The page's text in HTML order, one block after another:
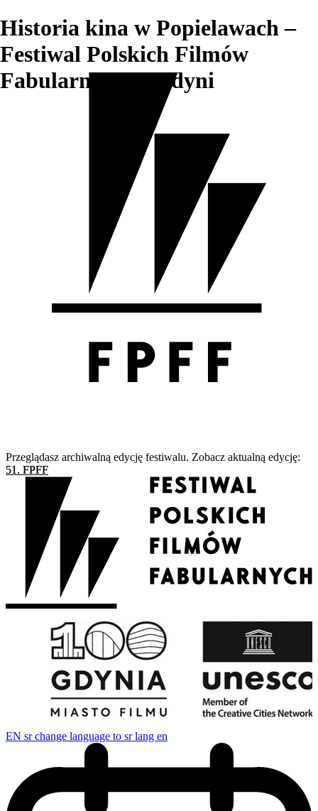
Historia kina w Popielawach –
Festiwal Polskich Filmów
Fabularnych w Gdyni
Przeglądasz archiwalną edycję festiwalu. Zobacz aktualną edycję:
51. FPFF
EN sr change language to sr lang en